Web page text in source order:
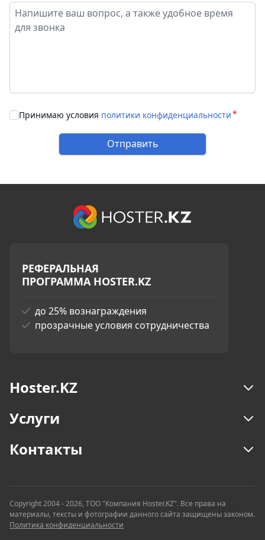
Принимаю условия политики конфиденциальности
Отправить
РЕФЕРАЛЬНАЯ
ПРОГРАММА HOSTER.KZ
до 25% вознаграждения
прозрачные условия сотрудничества
Hoster.KZ
Услуги
Контакты
Copyright 2004 - 2026, ТОО "Компания Hoster.KZ". Все права на
материалы, тексты и фотографии данного сайта защищены законом.
Политика конфиденциальности